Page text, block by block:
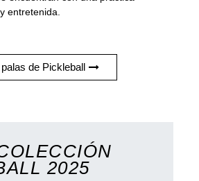
entretenida.
de Pickleball
2025